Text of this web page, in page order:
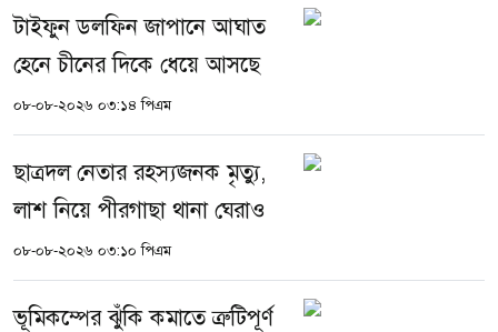
টাইফুন ডলফিন জাপানে আঘাত
হেনে চীনের দিকে ধেয়ে আসছে
০৮-০৮-২০২৬ ০৩:১৪ পিএম
ছাত্রদল নেতার রহস্যজনক মৃত্যু,
লাশ নিয়ে পীরগাছা থানা ঘেরাও
০৮-০৮-২০২৬ ০৩:১০ পিএম
ভূমিকম্পের ঝুঁকি কমাতে ত্রুটিপূর্ণ